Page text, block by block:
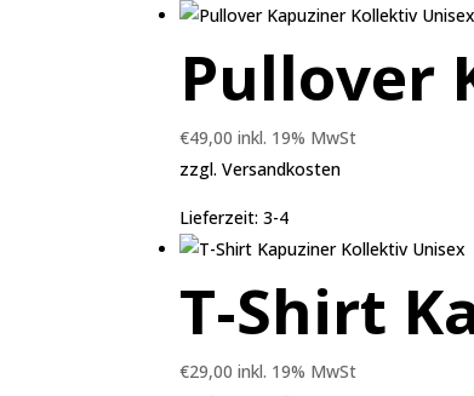
Pullover
€49,00 inkl. 19% MwSt
zzgl.Versandkosten
Lieferzeit:3-4
T-Shirt
€29,00 inkl. 19% MwSt